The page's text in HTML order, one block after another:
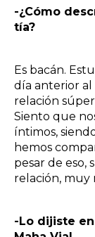
-¿Cómo
tía?
Es bacán.
día anterior al
relación
Siento que
íntimos,
hemos
pesar de eso,
relación, muy
-Lo dijiste